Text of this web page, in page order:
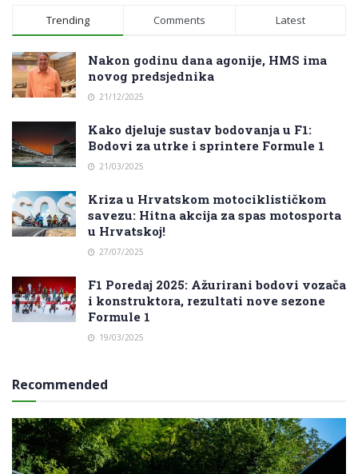
Trending Comments Latest
Nakon godinu dana agonije, HMS ima
novog predsjednika
21/12/2025
Kako djeluje sustav bodovanja u F1:
Bodovi za utrke i sprintere Formule 1
21/03/2025
Kriza u Hrvatskom motociklističkom
savezu: Hitna akcija za spas motosporta
u Hrvatskoj!
27/07/2025
F1 Poredaj 2025: Ažurirani bodovi vozača
i konstruktora, rezultati nove sezone
Formule 1
19/03/2025
Recommended